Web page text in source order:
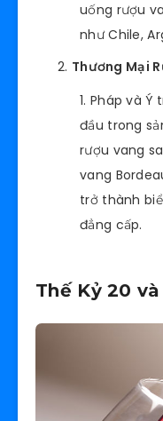
uống rượu
như Chile,
Thương Mại
Pháp và Ý
đầu trong
rượu vang
vang
trở thành
đẳng cấp.
Thế Kỷ 20